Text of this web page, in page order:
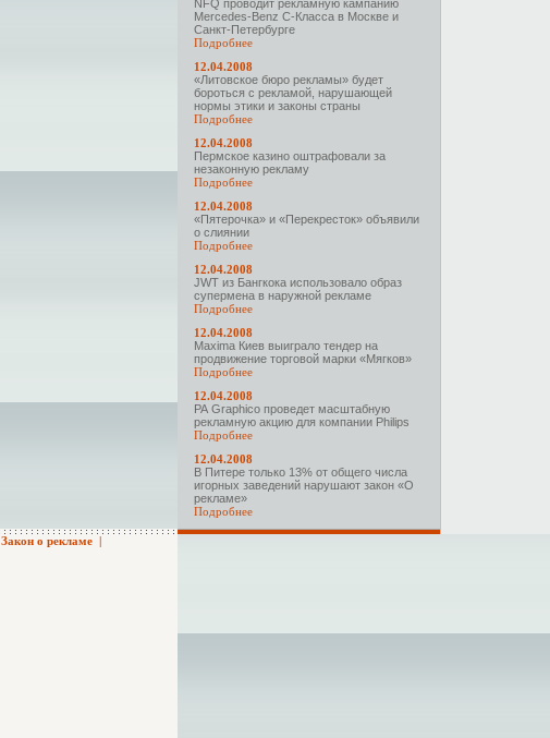
NFQ проводит рекламную кампанию
Mercedes-Benz С-Класса в Москве и
Санкт-Петербурге
Подробнее
12.04.2008
«Литовское бюро рекламы» будет
бороться с рекламой, нарушающей
нормы этики и законы страны
Подробнее
12.04.2008
Пермское казино оштрафовали за
незаконную рекламу
Подробнее
12.04.2008
«Пятерочка» и «Перекресток» объявили
о слиянии
Подробнее
12.04.2008
JWT из Бангкока использовало образ
супермена в наружной рекламе
Подробнее
12.04.2008
Maxima Киев выиграло тендер на
продвижение торговой марки «Мягков»
Подробнее
12.04.2008
РА Graphico проведет масштабную
рекламную акцию для компании Philips
Подробнее
12.04.2008
В Питере только 13% от общего числа
игорных заведений нарушают закон «О
рекламе»
Подробнее
Закон о рекламе |